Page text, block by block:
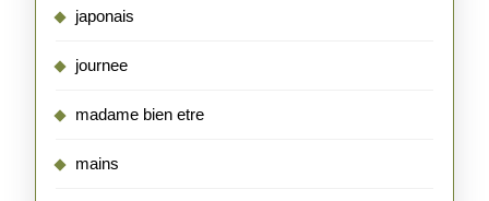
japonais
journee
madame bien etre
mains